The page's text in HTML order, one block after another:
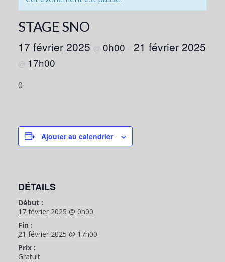
STAGE SNO
17 février 2025 @ 0h00 – 21 février 2025
@ 17h00
0
Ajouter au calendrier
DÉTAILS
Début :
17 février 2025 @ 0h00
Fin :
21 février 2025 @ 17h00
Prix :
Gratuit